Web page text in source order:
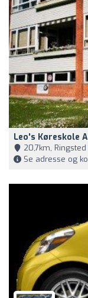
Leo's Køreskole
20,7km, Ringsted
Se adresse og